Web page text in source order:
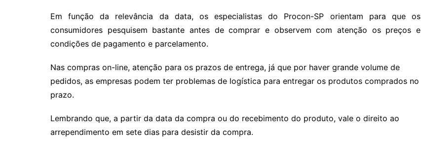
Em função da relevância da data, os especialistas do Procon-SP orientam para que os
consumidores pesquisem bastante antes de comprar e observem com atenção os preços e
condições de pagamento e parcelamento.
Nas compras on-line, atenção para os prazos de entrega, já que por haver grande volume de
pedidos, as empresas podem ter problemas de logística para entregar os produtos comprados no
prazo.
Lembrando que, a partir da data da compra ou do recebimento do produto, vale o direito ao
arrependimento em sete dias para desistir da compra.